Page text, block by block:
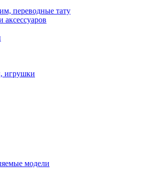
переводные тату
игрушки
модели